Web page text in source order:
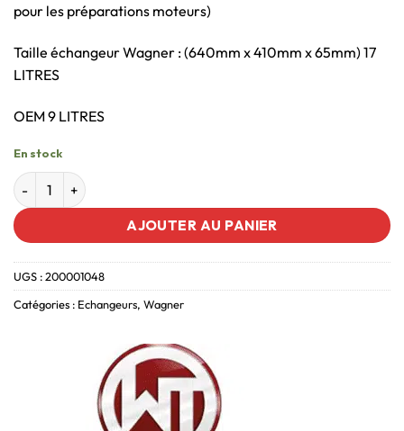
pour les préparations moteurs)
Taille échangeur Wagner : (640mm x 410mm x 65mm) 17
LITRES
OEM 9 LITRES
En stock
AJOUTER AU PANIER
UGS :200001048
Catégories : Echangeurs, Wagner